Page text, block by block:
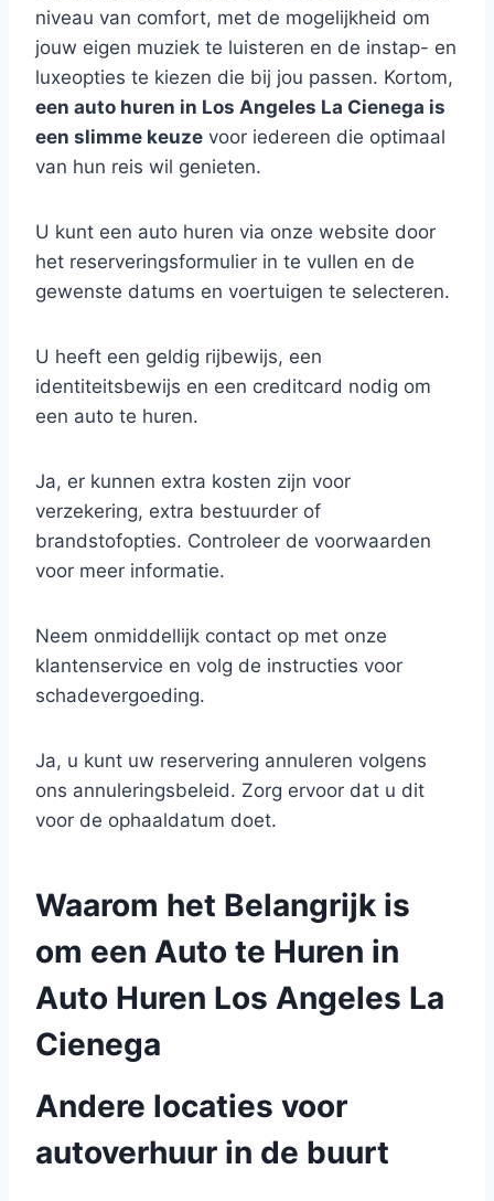
niveau van comfort, met de mogelijkheid om
jouw eigen muziek te luisteren en de instap- en
luxeopties te kiezen die bij jou passen. Kortom,
een auto huren in Los Angeles La Cienega is
een slimme keuze voor iedereen die optimaal
van hun reis wil genieten.
U kunt een auto huren via onze website door
het reserveringsformulier in te vullen en de
gewenste datums en voertuigen te selecteren.
U heeft een geldig rijbewijs, een
identiteitsbewijs en een creditcard nodig om
een auto te huren.
Ja, er kunnen extra kosten zijn voor
verzekering, extra bestuurder of
brandstofopties. Controleer de voorwaarden
voor meer informatie.
Neem onmiddellijk contact op met onze
klantenservice en volg de instructies voor
schadevergoeding.
Ja, u kunt uw reservering annuleren volgens
ons annuleringsbeleid. Zorg ervoor dat u dit
voor de ophaaldatum doet.
Waarom het Belangrijk is
om een Auto te Huren in
Auto Huren Los Angeles La
Cienega
Andere locaties voor
autoverhuur in de buurt